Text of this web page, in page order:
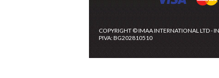
COPYRIGHT © IMAA INTERNATIONAL LTD -
PIVA: BG202810510